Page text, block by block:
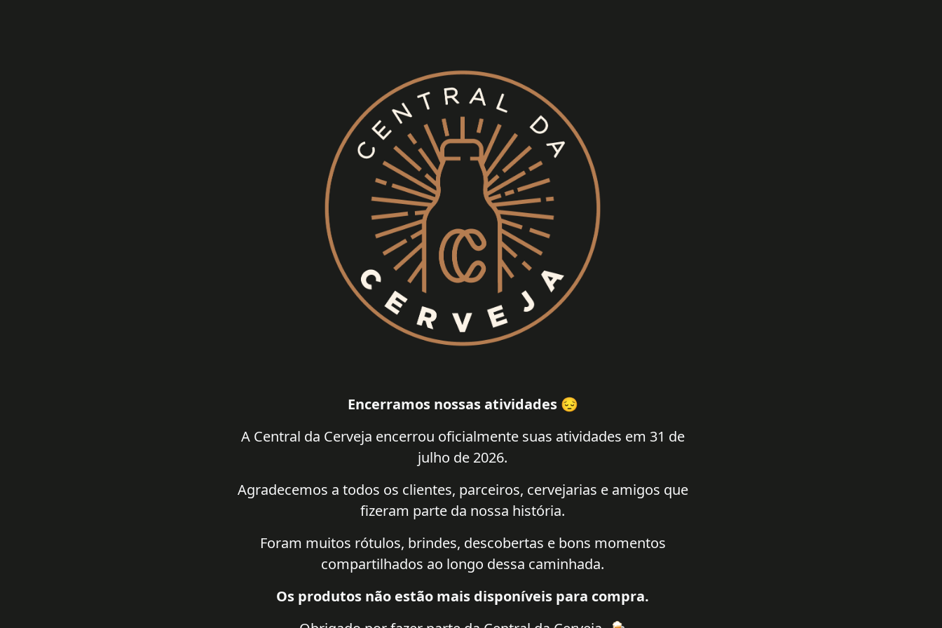
Encerramos nossas atividades 😔
A Central da Cerveja encerrou oficialmente suas atividades em 31 de
julho de 2026.
Agradecemos a todos os clientes, parceiros, cervejarias e amigos que
fizeram parte da nossa história.
Foram muitos rótulos, brindes, descobertas e bons momentos
compartilhados ao longo dessa caminhada.
Os produtos não estão mais disponíveis para compra.